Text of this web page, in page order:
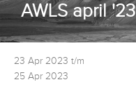
AWLS april '23
23 Apr 2023 t/m
25 Apr 2023